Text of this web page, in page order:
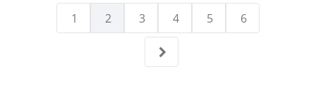
1 2 3 4 5 6